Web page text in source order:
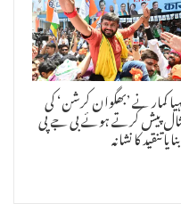
کمار نے ’بھگوان کرشن‘ کی
پیش کرتے ہوئے بی جے پی
تنقید کا نشانہ